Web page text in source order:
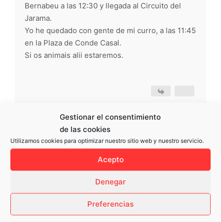
Gestionar el consentimiento
de las cookies
Utilizamos cookies para optimizar nuestro sitio web y nuestro servicio.
Acepto
Denegar
Preferencias
Bernabeu a las 12:30 y llegada al Circuito del
Jarama.
Yo he quedado con gente de mi curro, a las 11:45
en la Plaza de Conde Casal.
Si os animais alii estaremos.
Respondido : 15/09/2017 8:25 pm
candra
(@candra)
Respuestas: 1471
Me gustaría poder asistir pero es lo que hay. Un